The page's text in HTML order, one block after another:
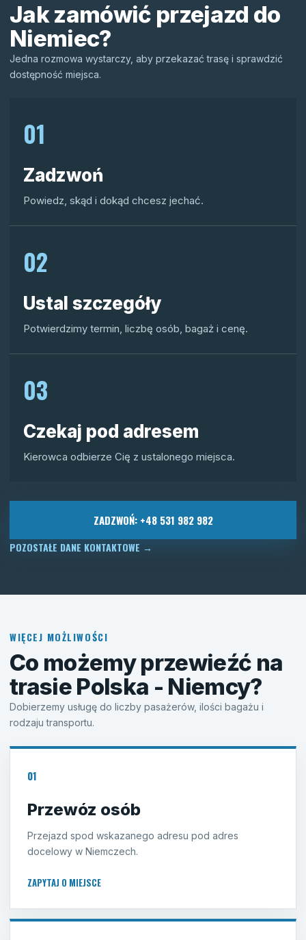
Jak zamówić przejazd do
Niemiec?
Jedna rozmowa wystarczy, aby przekazać trasę i sprawdzić
dostępność miejsca.
01
Zadzwoń
Powiedz, skąd i dokąd chcesz jechać.
02
Ustal szczegóły
Potwierdzimy termin, liczbę osób, bagaż i cenę.
03
Czekaj pod adresem
Kierowca odbierze Cię z ustalonego miejsca.
ZADZWOŃ: +48 531 982 982
POZOSTAŁE DANE KONTAKTOWE →
WIĘCEJ MOŻLIWOŚCI
Co możemy przewieźć na
trasie Polska - Niemcy?
Dobierzemy usługę do liczby pasażerów, ilości bagażu i
rodzaju transportu.
01
Przewóz osób
Przejazd spod wskazanego adresu pod adres
docelowy w Niemczech.
ZAPYTAJ O MIEJSCE